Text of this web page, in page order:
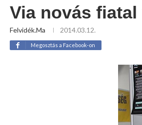
Via novás
Felvidék.ma 2014.03.12.
Megosztás a Facebook-on